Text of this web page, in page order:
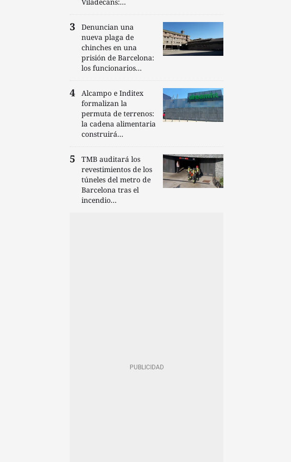
Denuncian una
nueva plaga de
chinches en una
prisión de Barcelona:
los funcionarios...
Alcampo e Inditex
formalizan la
permuta de terrenos:
la cadena alimentaria
construirá...
TMB auditará los
revestimientos de los
túneles del metro de
Barcelona tras el
incendio...